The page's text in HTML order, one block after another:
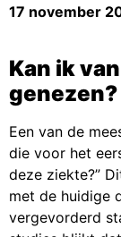
17 november
Kan ik
genezen?
Een van de
die voor het
deze ziekte?”
met de huidige
vergevorderd